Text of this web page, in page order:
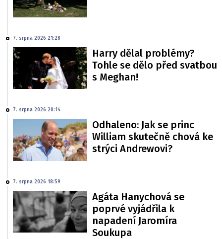
7. srpna 2026 21:28
Harry dělal problémy?
Tohle se dělo před svatbou
s Meghan!
7. srpna 2026 20:14
Odhaleno: Jak se princ
William skutečně chová ke
strýci Andrewovi?
7. srpna 2026 18:59
Agáta Hanychová se
poprvé vyjádřila k
napadení Jaromíra
Soukupa